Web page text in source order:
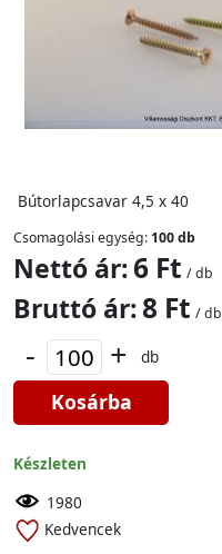
Bútorlapcsavar 4,5 x 40
Csomagolási egység: 100 db
Nettó ár:6 Ft / db
Bruttó ár:8 Ft / db
- + db
Kosárba
Készleten
1980
Kedvencek